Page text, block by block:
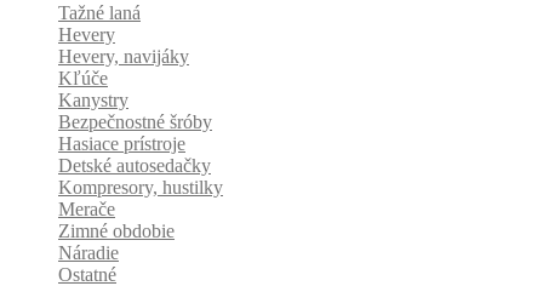
Tažné laná
Hevery
Hevery, navijáky
Kľúče
Kanystry
Bezpečnostné šróby
Hasiace prístroje
Detské autosedačky
Kompresory, hustilky
Merače
Zimné obdobie
Náradie
Ostatné